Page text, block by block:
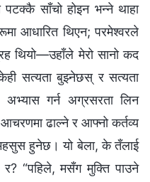
पटक्‍कै साँचो होइन भन्‍ने थाहा
आधारित थिएन; परमेश्‍वरले
थियो—उहाँले मेरो सानो कद
केही सत्यता बुझ्नेछस् र सत्यता
अभ्यास गर्न अग्रसरता लिन
ढाल्ने र आफ्नो कर्तव्य
महसुस हुनेछ। यो बेला, के तँलाई
“पहिले, मसँग मुक्ति पाउने